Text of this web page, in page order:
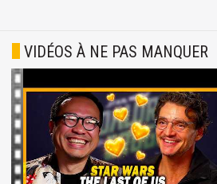
VIDÉOS À NE PAS MANQUER